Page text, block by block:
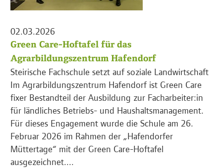
02.03.2026
Green Care-Hoftafel für das
Agrarbildungszentrum Hafendorf
Steirische Fachschule setzt auf soziale Landwirtschaft
Im Agrarbildungszentrum Hafendorf ist Green Care
fixer Bestandteil der Ausbildung zur Facharbeiter:in
für ländliches Betriebs- und Haushaltsmanagement.
Für dieses Engagement wurde die Schule am 26.
Februar 2026 im Rahmen der „Hafendorfer
Müttertage“ mit der Green Care-Hoftafel
ausgezeichnet....